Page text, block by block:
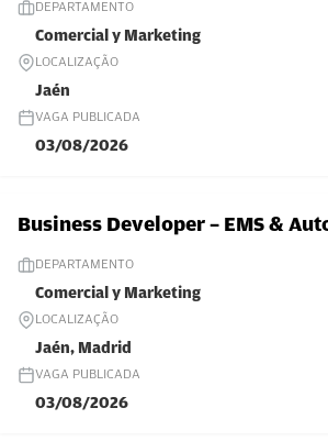
DEPARTAMENTO
Comercial y Marketing
LOCALIZAÇÃO
Jaén
VAGA PUBLICADA
03/08/2026
Business Developer – EMS &
DEPARTAMENTO
Comercial y Marketing
LOCALIZAÇÃO
Jaén, Madrid
VAGA PUBLICADA
03/08/2026